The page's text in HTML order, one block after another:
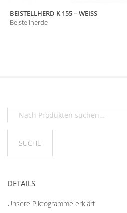
BEISTELLHERD K 155 – WEISS
Beistellherde
DETAILS
Unsere Piktogramme erklärt